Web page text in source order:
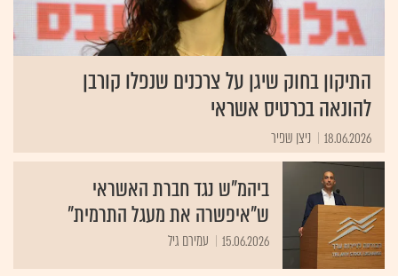
התיקון בחוק שיגן על צרכנים שנפלו קורבן
להונאה בכרטיס אשראי
18.06.2026 ניצן שפיר
ביהמ"ש נגד חברת האשראי
ש"איפשרה את מעגל התרמית"
15.06.2026 עמירם גיל